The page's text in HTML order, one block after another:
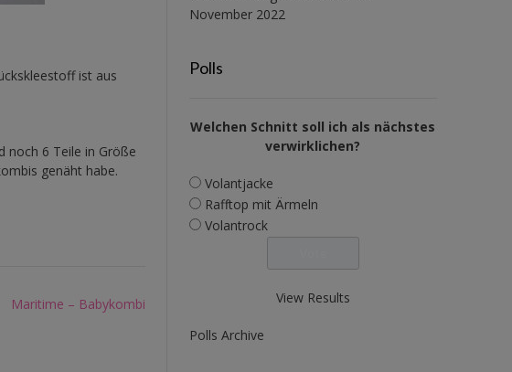
ist aus
noch 6 Teile in Größe
genäht habe.
Maritime – Babykombi
November 2022
Polls
Welchen Schnitt soll ich als nächstes
verwirklichen?
Volantjacke
Rafftop mit Ärmeln
Volantrock
View Results
Polls Archive